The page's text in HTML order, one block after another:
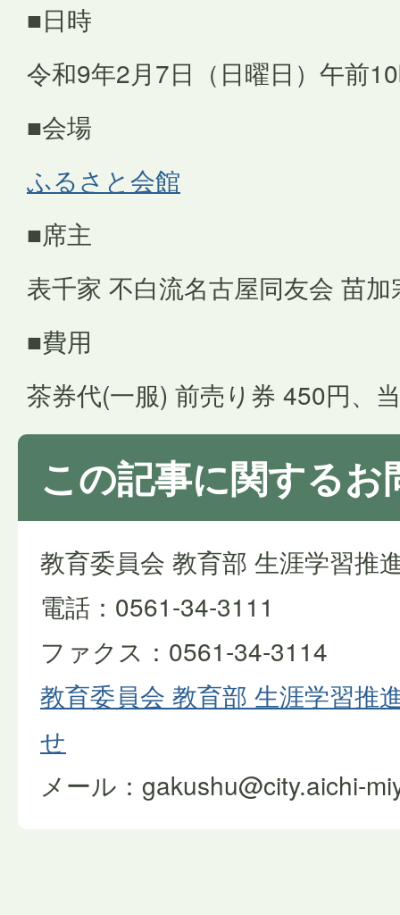
■日時
令和9年2月7日（日曜日）午前
■会場
ふるさと会館
■席主
表千家 不白流名古屋同友会 苗
■費用
茶券代(一服) 前売り券 450円、
この記事に関するお
教育委員会 教育部 生涯学習推
電話：0561-34-3111
ファクス：0561-34-3114
教育委員会 教育部 生涯学習推
せ
メール：gakushu@city.aichi-